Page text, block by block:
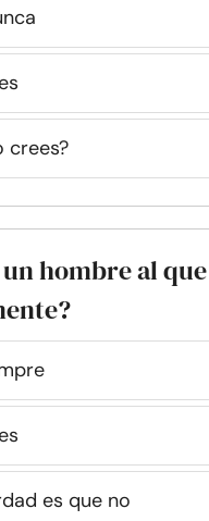
crees?
un hombre al
es que no